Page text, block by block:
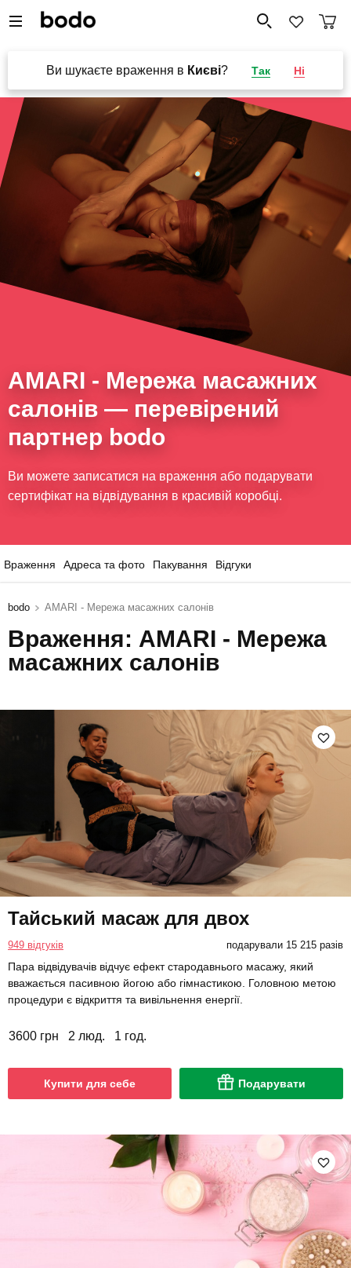
Ви шукаєте враження в Києві? Так Ні
AMARI - Мережа масажних
салонів — перевірений
партнер bodo
Ви можете записатися на враження або подарувати
сертифікат на відвідування в красивій коробці.
Враження Адреса та фото Пакування Відгуки
bodo AMARI - Мережа масажних салонів
Враження: AMARI - Мережа
масажних салонів
Тайський масаж для двох
949 відгуків подарували 15 215 разів
Пара відвідувачів відчує ефект стародавнього масажу, який
вважається пасивною йогою або гімнастикою. Головною метою
процедури є відкриття та вивільнення енергії.
3600 грн 2 люд. 1 год.
Купити для себе Подарувати